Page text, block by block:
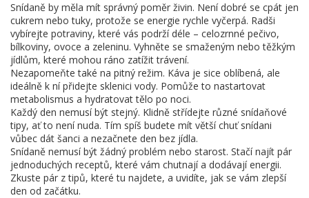
Snídaně by měla mít správný poměr živin. Není dobré se cpát jen
cukrem nebo tuky, protože se energie rychle vyčerpá. Radši
vybírejte potraviny, které vás podrží déle – celozrnné pečivo,
bílkoviny, ovoce a zeleninu. Vyhněte se smaženým nebo těžkým
jídlům, které mohou ráno zatížit trávení.
Nezapomeňte také na pitný režim. Káva je sice oblíbená, ale
ideálně k ní přidejte sklenici vody. Pomůže to nastartovat
metabolismus a hydratovat tělo po noci.
Každý den nemusí být stejný. Klidně střídejte různé snídaňové
tipy, ať to není nuda. Tím spíš budete mít větší chuť snídani
vůbec dát šanci a nezačnete den bez jídla.
Snídaně nemusí být žádný problém nebo starost. Stačí najít pár
jednoduchých receptů, které vám chutnají a dodávají energii.
Zkuste pár z tipů, které tu najdete, a uvidíte, jak se vám zlepší
den od začátku.